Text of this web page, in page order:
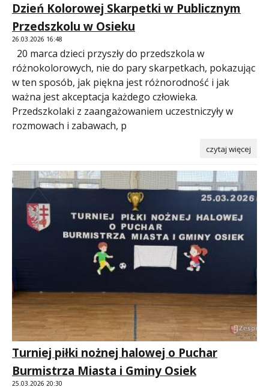
Dzień Kolorowej Skarpetki w Publicznym
Przedszkolu w Osieku
26.03.2026 16:48
20 marca dzieci przyszły do przedszkola w
różnokolorowych, nie do pary skarpetkach, pokazując
w ten sposób, jak piękna jest różnorodność i jak
ważna jest akceptacja każdego człowieka.
Przedszkolaki z zaangażowaniem uczestniczyły w
rozmowach i zabawach, p
czytaj więcej
Turniej piłki nożnej halowej o Puchar
Burmistrza Miasta i Gminy Osiek
25.03.2026 20:30